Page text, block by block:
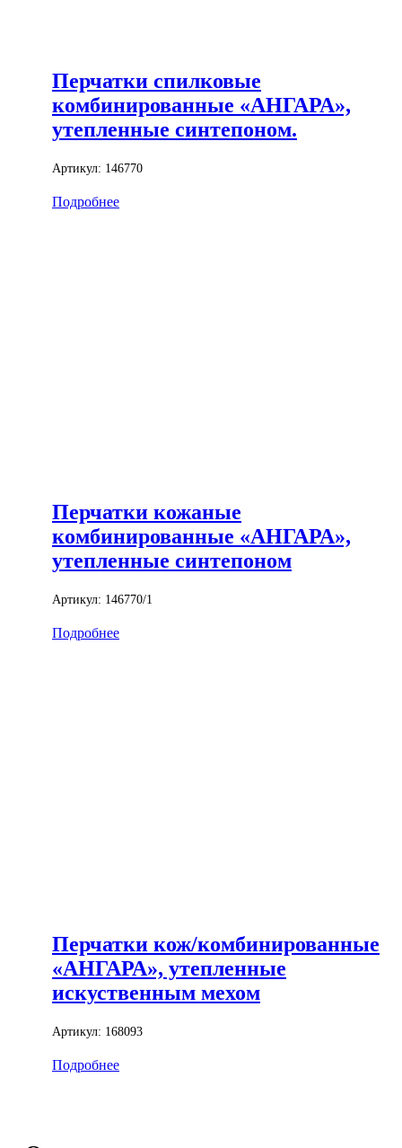
Перчатки спилковые
комбинированные «АНГАРА»,
утепленные синтепоном.
Артикул: 146770
Подробнее
Перчатки кожаные
комбинированные «АНГАРА»,
утепленные синтепоном
Артикул: 146770/1
Подробнее
Перчатки кож/комбинированные
«АНГАРА», утепленные
искуственным мехом
Артикул: 168093
Подробнее